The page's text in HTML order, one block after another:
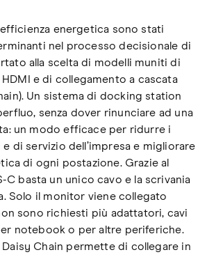
energetica sono stati
nel processo decisionale di
alla scelta di modelli muniti di
e di collegamento a cascata
Un sistema di docking station
senza dover rinunciare ad una
un modo efficace per ridurre i
di servizio dell’impresa e migliorare
di ogni postazione. Grazie al
C basta un unico cavo e la scrivania
Solo il monitor viene collegato
sono richiesti più adattatori, cavi
notebook o per altre periferiche.
Chain permette di collegare in